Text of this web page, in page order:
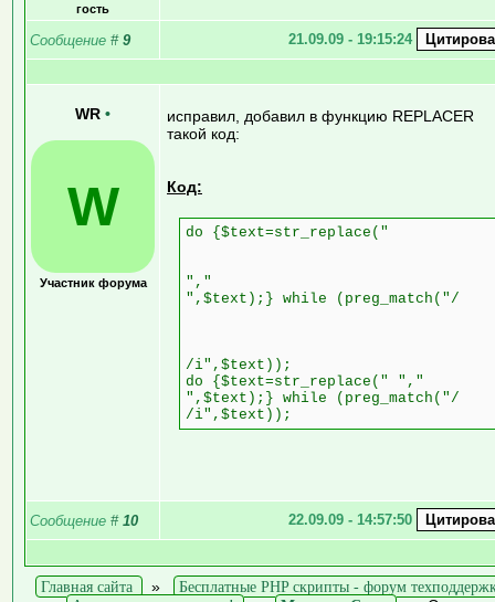
гость
Сообщение # 9 21.09.09 - 19:15:24
WR •
W
Участник форума
исправил, добавил в функцию REPLACER
такой код:
Код:
do {$text=str_replace("
","
",$text);} while (preg_match("/
/i",$text));
do {$text=str_replace(" ","
",$text);} while (preg_match("/
/i",$text));
Сообщение # 10 22.09.09 - 14:57:50
Главная сайта »
Бесплатные PHP скрипты - форум